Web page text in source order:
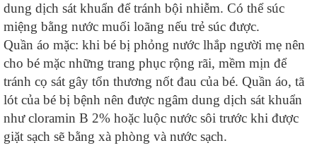
dung dịch sát khuẩn để tránh bội nhiễm. Có thể súc
miệng bằng nước muối loãng nếu trẻ súc được.
Quần áo mặc: khi bé bị phỏng nước lhắp người mẹ nên
cho bé mặc những trang phục rộng rãi, mềm mịn để
tránh cọ sát gây tổn thương nốt đau của bé. Quần áo, tã
lót của bé bị bệnh nên được ngâm dung dịch sát khuẩn
như cloramin B 2% hoặc luộc nước sôi trước khi được
giặt sạch sẽ bằng xà phòng và nước sạch.